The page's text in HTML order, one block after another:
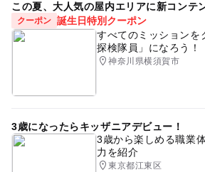
この夏、大人気の屋内エリアに新コンテ
クーポン 誕生日特別クーポン
すべてのミッションを
探検隊員」になろう！
神奈川県横須賀市
3歳になったらキッザニアデビュー！
3歳から楽しめる職業
力を紹介
東京都江東区